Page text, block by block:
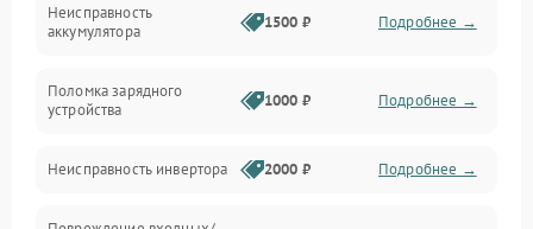
Звук и индикация
Неисправность
аккумулятора
1500 ₽ Подробнее →
Поломка зарядного
устройства
1000 ₽ Подробнее →
Неисправность инвертора 2000 ₽ Подробнее →